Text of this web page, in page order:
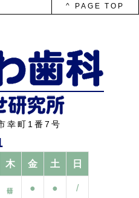
^ PAGE TOP
幸町1番7号
木 金 土 日
● ● /